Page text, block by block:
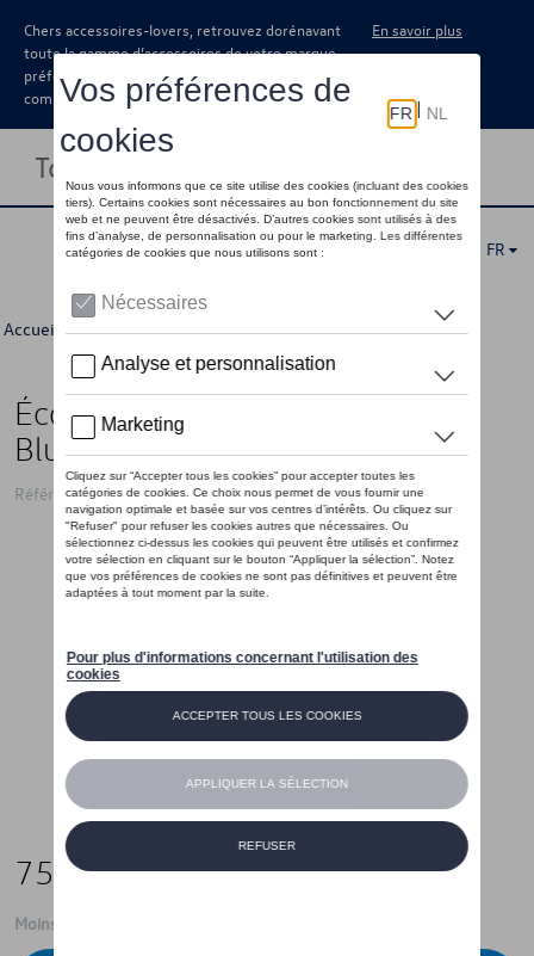
Chers accessoires-lovers, retrouvez dorénavant
toute la gamme d’accessoires de votre marque
préférée sous forme de catalogue à
commander auprès de votre concessionaire.
En savoir plus
Toggle navigation
FR
Accueil >Pour vous >Électroniques > Détail
Écouteurs sans fils VW avec
Bluetooth
Référence: 11G087626
75,00 €
Moins de 5 pcs disponibles.